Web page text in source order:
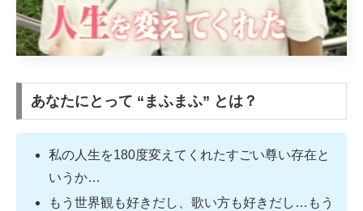
あなたにとって “まふまふ” とは？
私の人生を180度変えてくれたすごい尊い存在と
いうか…
もう世界観も好きだし、歌い方も好きだし…もう